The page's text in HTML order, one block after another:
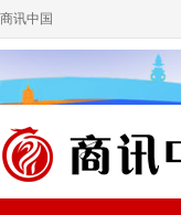
商讯中国